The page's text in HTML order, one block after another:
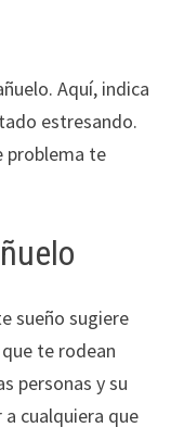
Aquí, indica
estresando.
problema te
sueño sugiere
te rodean
personas y su
cualquiera que